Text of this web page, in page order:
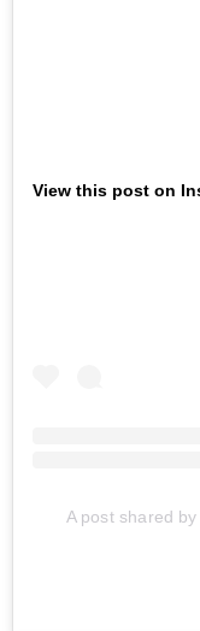
View this post on
A post shared